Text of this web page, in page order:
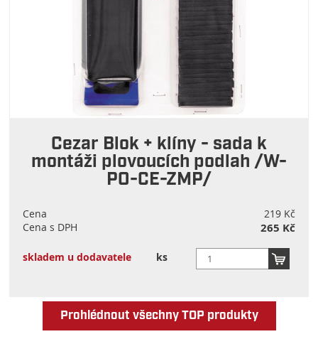
Cezar Blok + klíny - sada k
montáži plovoucích podlah /W-
PO-CE-ZMP/
Cena
219 Kč
Cena s DPH
265 Kč
skladem u dodavatele ks
Prohlédnout všechny TOP produkty